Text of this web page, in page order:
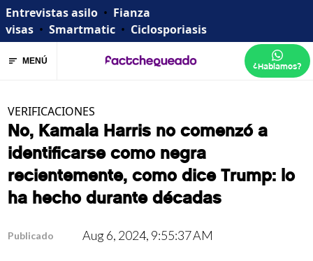
Entrevistas asilo • Fianza
visas • Smartmatic • Ciclosporiasis
MENÚ ¿Hablamos?
VERIFICACIONES
No, Kamala Harris no comenzó a
identificarse como negra
recientemente, como dice Trump: lo
ha hecho durante décadas
Publicado Aug 6, 2024, 9:55:37 AM